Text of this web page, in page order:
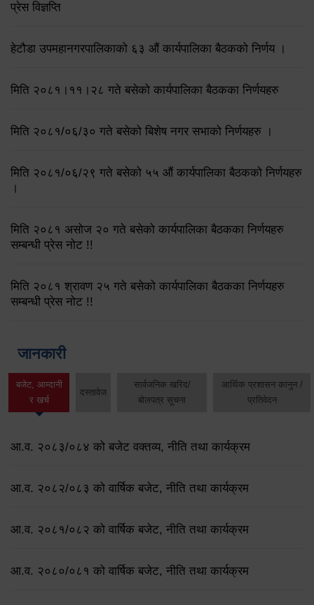
प्रेस विज्ञप्ति
हेटौडा उपमहानगरपालिकाको ६३ औं कार्यपालिका बैठकको निर्णय ।
मिति २०८१।११।२८ गते बसेको कार्यपालिका बैठकका निर्णयहरु
मिति २०८१/०६/३० गते बसेको बिशेष नगर सभाको निर्णयहरु ।
मिति २०८१/०६/२९ गते बसेको ५५ औं कार्यपालिका बैठकको निर्णयहरु
।
मिति २०८१ असोज २० गते बसेको कार्यपालिका बैठकका निर्णयहरु
सम्बन्धी प्रेस नोट !!
मिति २०८१ श्रावण २५ गते बसेको कार्यपालिका बैठकका निर्णयहरु
सम्बन्धी प्रेस नोट !!
जानकारी
बजेट, आम्दानी
र खर्च
दस्तावेज
सार्वजनिक खरिद/
बोलपत्र सूचना
आर्थिक प्रशासन कानुन /
प्रतिवेदन
आ.व. २०८३/०८४ को बजेट वक्तव्य, नीति तथा कार्यक्रम
आ.व. २०८२/०८३ को वार्षिक बजेट, नीति तथा कार्यक्रम
आ.व. २०८१/०८२ को वार्षिक बजेट, नीति तथा कार्यक्रम
आ.व. २०८०/०८१ को वार्षिक बजेट, नीति तथा कार्यक्रम